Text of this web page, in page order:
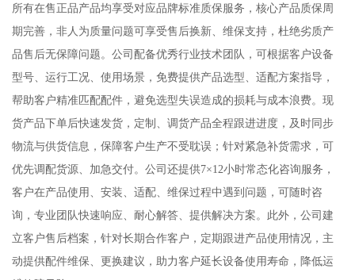
所有在售正品产品均享受对应品牌标准质保服务，核心产品质保周
期完善，非人为质量问题可享受售后换新、维保支持，杜绝劣质产
品售后无保障问题。公司配备优秀行业技术团队，可根据客户设备
型号、运行工况、使用场景，免费提供产品选型、适配方案指导，
帮助客户精准匹配配件，避免选型失误造成的损耗与成本浪费。现
货产品下单后快速发货，定制、调货产品全程跟进进度，及时同步
物流与供货信息，保障客户生产不受耽误；针对紧急补货需求，可
优先调配货源、加急交付。公司还提供7×12小时常态化咨询服务，
客户在产品使用、安装、适配、维保过程中遇到问题，可随时咨
询，专业团队快速响应、耐心解答、提供解决方案。此外，公司建
立客户售后档案，针对长期合作客户，定期跟进产品使用情况，主
动提供配件维保、更换建议，助力客户延长设备使用寿命，降低运